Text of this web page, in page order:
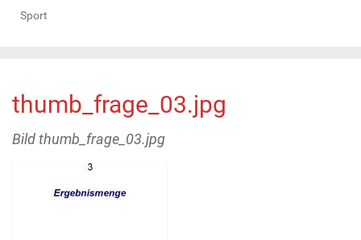
Sport
thumb_frage_03.jpg
Bild thumb_frage_03.jpg